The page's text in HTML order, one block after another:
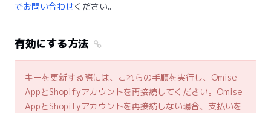
でお問い合わせください。
有効にする方法
キーを更新する際には、これらの手順を実行し、Omise
AppとShopifyアカウントを再接続してください。Omise
AppとShopifyアカウントを再接続しない場合、支払いを